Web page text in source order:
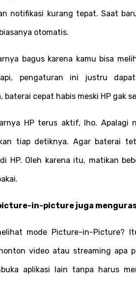
notifikasi kurang tepat. Saat
otomatis.
bagus karena kamu bisa
pengaturan ini justru
baterai cepat habis meski HP gak
HP terus aktif, lho. Apalagi
tiap detiknya. Agar baterai
HP. Oleh karena itu, matikan
in-picture juga
mode Picture-in-Picture?
video atau streaming apa
aplikasi lain tanpa harus